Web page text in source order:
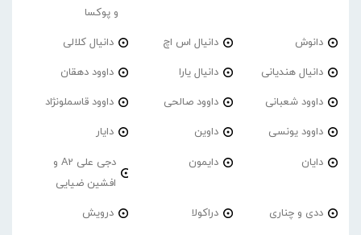
و پوکسا
دانوش دانیال اس اچ دانیال کلالی
دانیال هندیانی دانیال یارا داوود دهقان
داوود شعبانی داوود صالحی داوود قاسملونژاد
داوود یونسی داوین دایار
دایان دایمون
دجی علی A2 و
افشین ضیایی
ددی و چناری دراکولا درویش